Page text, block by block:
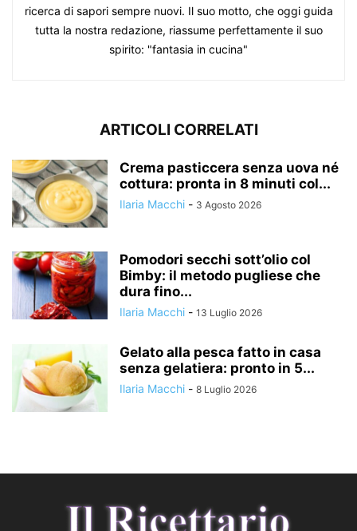
ricerca di sapori sempre nuovi. Il suo motto, che oggi guida
tutta la nostra redazione, riassume perfettamente il suo
spirito: "fantasia in cucina"
ARTICOLI CORRELATI
Crema pasticcera senza uova né
cottura: pronta in 8 minuti col...
Ilaria Macchi - 3 Agosto 2026
Pomodori secchi sott’olio col
Bimby: il metodo pugliese che
dura fino...
Ilaria Macchi - 13 Luglio 2026
Gelato alla pesca fatto in casa
senza gelatiera: pronto in 5...
Ilaria Macchi - 8 Luglio 2026